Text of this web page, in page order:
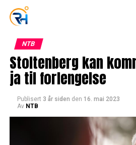
NTB
Stoltenberg kan
ja til forlengelse
Publisert 3 år siden den 16. mai 2023
Av NTB